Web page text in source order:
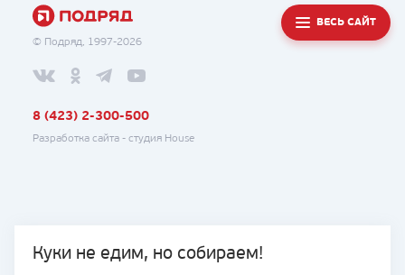
Куки не едим, но собираем!
© Подряд, 1997-2026
ВЕСЬ САЙТ
8 (423) 2-300-500
Разработка сайта - студия House